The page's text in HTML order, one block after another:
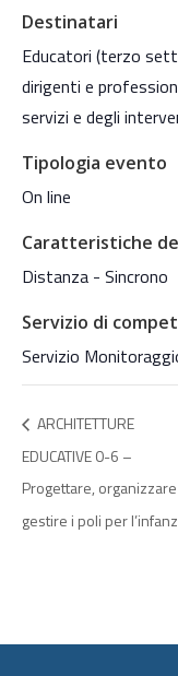
Destinatari
Educatori (terzo
dirigenti e
servizi e degli
Tipologia evento
On line
Caratteristiche
Distanza - Sincrono
Servizio di
Servizio
ARCHITETTURE
EDUCATIVE 0-6 –
Progettare,
gestire i poli per